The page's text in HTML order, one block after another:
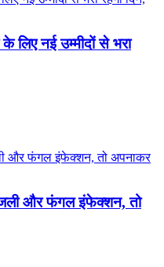
लिए नई उम्मीदों से भरा
और फंगल इंफेक्शन, तो